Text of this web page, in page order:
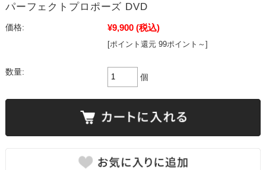
パーフェクトプロポーズ DVD
価格: ¥9,900 (税込)
[ポイント還元 99ポイント～]
数量:
個